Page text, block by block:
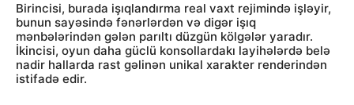
Birincisi, burada işıqlandırma real vaxt rejimində işləyir,
bunun sayəsində fənərlərdən və digər işıq
mənbələrindən gələn parıltı düzgün kölgələr yaradır.
İkincisi, oyun daha güclü konsollardakı layihələrdə belə
nadir hallarda rast gəlinən unikal xarakter renderindən
istifadə edir.